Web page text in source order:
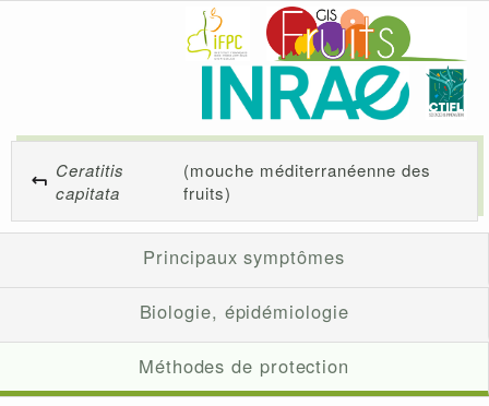
Ceratitis
capitata
(mouche méditerranéenne des
fruits)
Principaux symptômes
Biologie, épidémiologie
Méthodes de protection